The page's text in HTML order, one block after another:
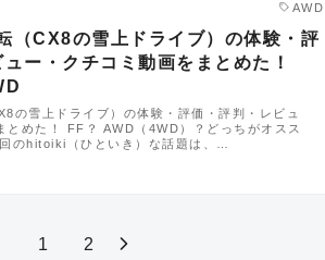
AWD
（CX8の雪上ドライブ）の体験・評
ー・クチコミ動画をまとめた！
の雪上ドライブ）の体験・評価・評判・レビュ
とめた！ FF？ AWD（4WD）？どっちがオスス
のhitoiki（ひといき）な話題は、…
1 2